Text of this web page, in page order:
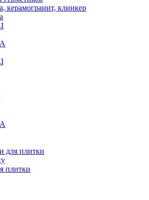
керамогранит, клинкер
для плитки
плитки